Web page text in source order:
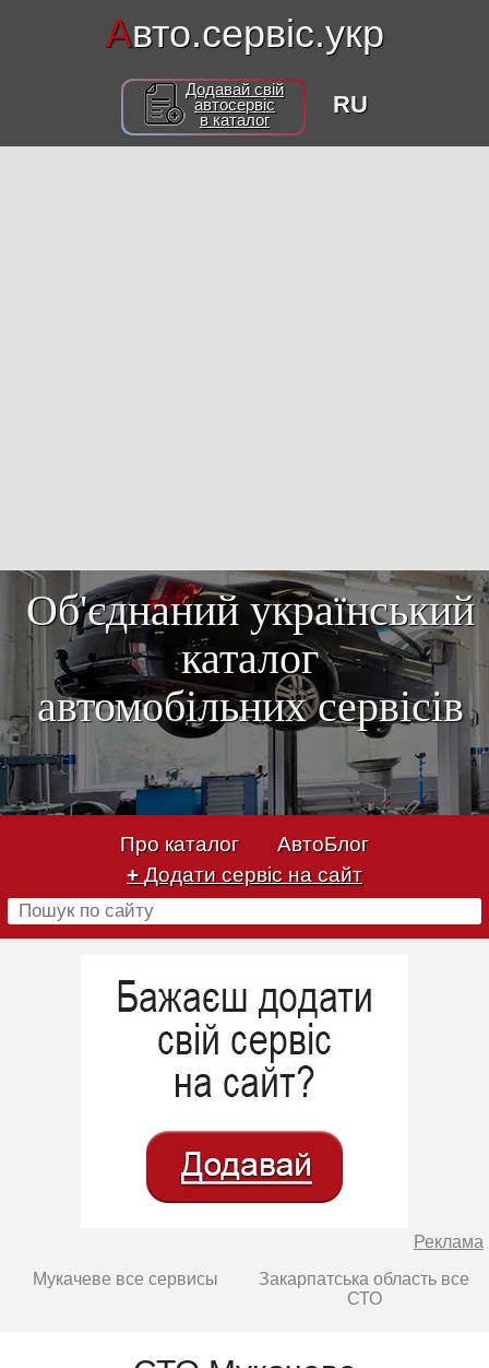
Авто.сервіс.укр
Додавай свій
автосервіс
в каталог
RU
Об'єднаний український
каталог
автомобільних сервісів
Про каталог
АвтоБлог
+ Додати сервіс на сайт
Реклама
Мукачеве все сервисы
Закарпатська область все
СТО